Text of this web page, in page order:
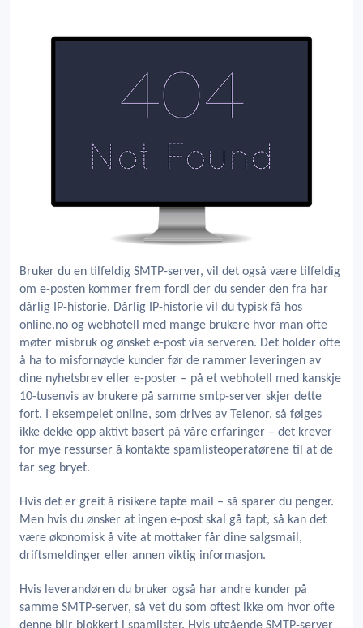
Bruker du en tilfeldig SMTP-server, vil det også være tilfeldig
om e-posten kommer frem fordi der du sender den fra har
dårlig IP-historie. Dårlig IP-historie vil du typisk få hos
online.no og webhotell med mange brukere hvor man ofte
møter misbruk og ønsket e-post via serveren. Det holder ofte
å ha to misfornøyde kunder før de rammer leveringen av
dine nyhetsbrev eller e-poster – på et webhotell med kanskje
10-tusenvis av brukere på samme smtp-server skjer dette
fort. I eksempelet online, som drives av Telenor, så følges
ikke dekke opp aktivt basert på våre erfaringer – det krever
for mye ressurser å kontakte spamlisteoperatørene til at de
tar seg bryet.
Hvis det er greit å risikere tapte mail – så sparer du penger.
Men hvis du ønsker at ingen e-post skal gå tapt, så kan det
være økonomisk å vite at mottaker får dine salgsmail,
driftsmeldinger eller annen viktig informasjon.
Hvis leverandøren du bruker også har andre kunder på
samme SMTP-server, så vet du som oftest ikke om hvor ofte